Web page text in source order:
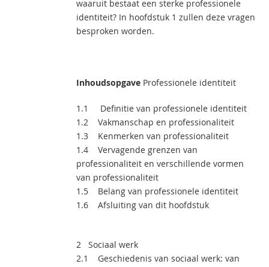
waaruit bestaat een sterke professionele
identiteit? In hoofdstuk 1 zullen deze vragen
besproken worden.
Inhoudsopgave Professionele identiteit
1.1 Definitie van professionele identiteit
1.2 Vakmanschap en professionaliteit
1.3 Kenmerken van professionaliteit
1.4 Vervagende grenzen van
professionaliteit en verschillende vormen
van professionaliteit
1.5 Belang van professionele identiteit
1.6 Afsluiting van dit hoofdstuk
2 Sociaal werk
2.1 Geschiedenis van sociaal werk: van